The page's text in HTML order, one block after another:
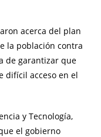
acerca del plan
la población contra
de garantizar que
difícil acceso en el
y Tecnología,
el gobierno